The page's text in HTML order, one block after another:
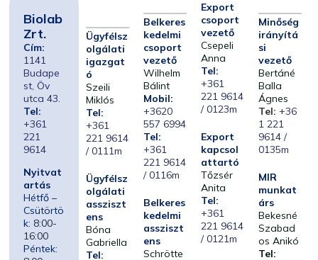
Biolab
Zrt.
Cím:
1141
Budape
st, Öv
utca 43.
Tel:
+361
221
9614
Nyitvat
artás
Hétfő –
Csütörtö
k: 8:00-
16:00
Péntek:
Ügyfélsz
olgálati
igazgat
ó
Szeili
Miklós
Tel:
+361
221 9614
/ 0111m
Ügyfélsz
olgálati
assziszt
ens
Bóna
Gabriella
Tel:
Belkeres
kedelmi
csoport
vezető
Wilhelm
Bálint
Mobil:
+3620
557 6994
Tel:
+361
221 9614
/ 0116m
Belkeres
kedelmi
assziszt
ens
Schrötte
Export
csoport
vezető
Csepeli
Anna
Tel:
+361
221 9614
/ 0123m
Export
kapcsol
attartó
Tőzsér
Anita
Tel:
+361
221 9614
/ 0121m
Minőség
irányítá
si
vezető
Bertáné
Balla
Ágnes
Tel: +36
1 221
9614 /
0135m
MIR
munkat
árs
Bekesné
Szabad
os Anikó
Tel: